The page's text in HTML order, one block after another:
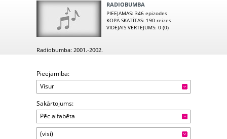
RADIOBUMBA
PIEEJAMAS: 346 epizodes
KOPĀ SKATĪTAS: 190 reizes
VIDĒJAIS VĒRTĒJUMS: 0 (0)
Radiobumba: 2001.-2002.
Pieejamība:
Visur
Sakārtojums:
Pēc alfabēta
(visi)